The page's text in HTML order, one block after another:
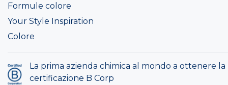
Formule colore
Your Style Inspiration
Colore
La prima azienda chimica al mondo a ottenere la
certificazione B Corp